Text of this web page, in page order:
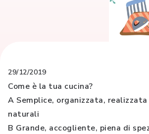
29/12/2019
Come è la tua cucina?
A Semplice, organizzata,
naturali
B Grande, accogliente, piena di